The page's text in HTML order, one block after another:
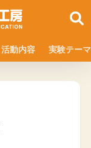
活動内容 実験テーマ